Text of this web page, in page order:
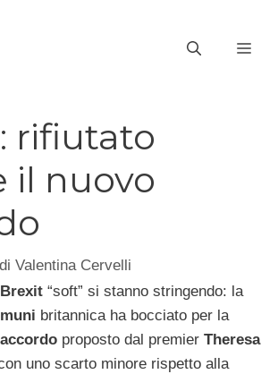
rifiutato
il nuovo
di Valentina Cervelli
Brexit “soft” si stanno stringendo: la
britannica ha bocciato per la
accordo proposto dal premier Theresa
uno scarto minore rispetto alla